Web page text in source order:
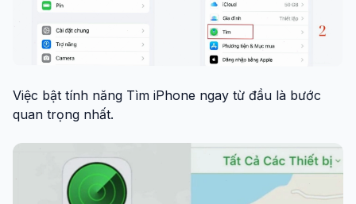
Việc bật tính năng Tìm iPhone ngay từ đầu là bước
quan trọng nhất.